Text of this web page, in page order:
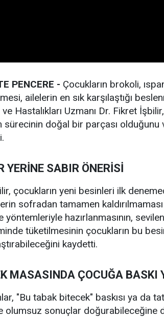
PENCERE - Çocukların brokoli,
ailelerin en sık karşılaştığı
ve Hastalıkları Uzmanı Dr. Fikret
sürecinin doğal bir parçası olduğunu
YERİNE SABIR ÖNERİSİ
çocukların yeni besinleri ilk
sofradan tamamen
yöntemleriyle hazırlanmasının,
tüketilmesinin çocukların bu
kaydetti.
MASASINDA ÇOCUĞA BASKI
"Bu tabak bitecek" baskısı ya da
olumsuz sonuçlar doğurabileceğine